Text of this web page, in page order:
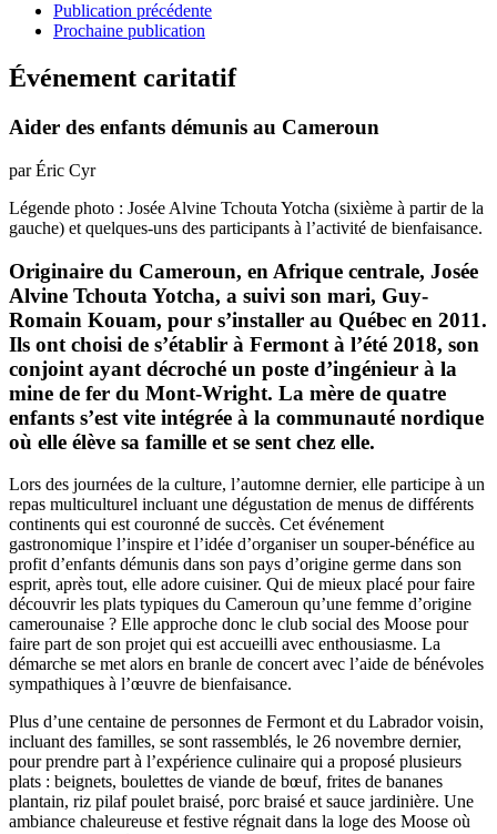
Publication précédente
Prochaine publication
Événement caritatif
Aider des enfants démunis au Cameroun
par Éric Cyr
Légende photo : Josée Alvine Tchouta Yotcha (sixième à partir de la
gauche) et quelques-uns des participants à l’activité de bienfaisance.
Originaire du Cameroun, en Afrique centrale, Josée
Alvine Tchouta Yotcha, a suivi son mari, Guy-
Romain Kouam, pour s’installer au Québec en 2011.
Ils ont choisi de s’établir à Fermont à l’été 2018, son
conjoint ayant décroché un poste d’ingénieur à la
mine de fer du Mont-Wright. La mère de quatre
enfants s’est vite intégrée à la communauté nordique
où elle élève sa famille et se sent chez elle.
Lors des journées de la culture, l’automne dernier, elle participe à un
repas multiculturel incluant une dégustation de menus de différents
continents qui est couronné de succès. Cet événement
gastronomique l’inspire et l’idée d’organiser un souper-bénéfice au
profit d’enfants démunis dans son pays d’origine germe dans son
esprit, après tout, elle adore cuisiner. Qui de mieux placé pour faire
découvrir les plats typiques du Cameroun qu’une femme d’origine
camerounaise ? Elle approche donc le club social des Moose pour
faire part de son projet qui est accueilli avec enthousiasme. La
démarche se met alors en branle de concert avec l’aide de bénévoles
sympathiques à l’œuvre de bienfaisance.
Plus d’une centaine de personnes de Fermont et du Labrador voisin,
incluant des familles, se sont rassemblés, le 26 novembre dernier,
pour prendre part à l’expérience culinaire qui a proposé plusieurs
plats : beignets, boulettes de viande de bœuf, frites de bananes
plantain, riz pilaf poulet braisé, porc braisé et sauce jardinière. Une
ambiance chaleureuse et festive régnait dans la loge des Moose où